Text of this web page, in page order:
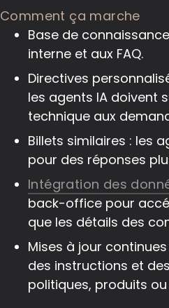
Comment ça marche
Base de
interne et aux FAQ.
Directives
les agents IA doivent
technique aux
Billets similaires : les
pour des réponses
Intégration des
back-office pour
que les détails des
Mises à jour
des instructions et
politiques, produits